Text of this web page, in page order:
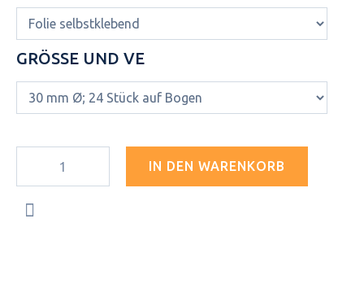
GRÖSSE UND VE
IN DEN WARENKORB